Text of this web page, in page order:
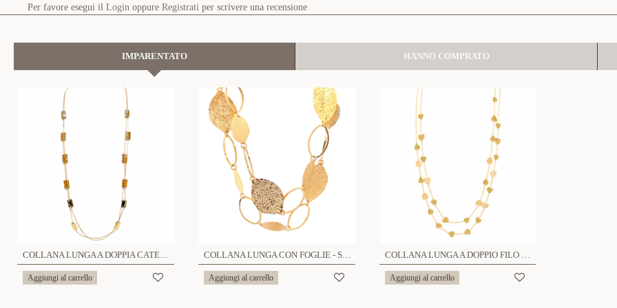
Per favore esegui il Login oppure Registrati per scrivere una recensione
IMPARENTATO HANNO COMPRATO
COLLANA LUNGA A DOPPIA CATENA CON INSERTI RETTANGOLARI - SW8391216A15
Aggiungi al carrello
COLLANA LUNGA CON FOGLIE - SW23108E107
Aggiungi al carrello
COLLANA LUNGA A DOPPIO FILO CON CUORI - SW241184A589
Aggiungi al carrello